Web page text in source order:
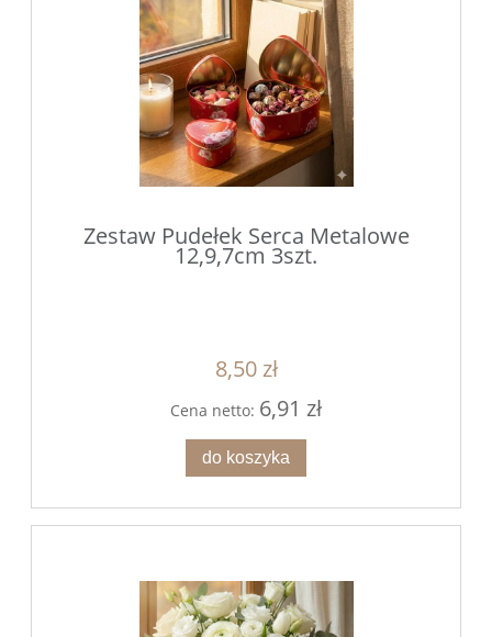
Zestaw Pudełek Serca Metalowe
12,9,7cm 3szt.
8,50 zł
Cena netto: 6,91 zł
do koszyka